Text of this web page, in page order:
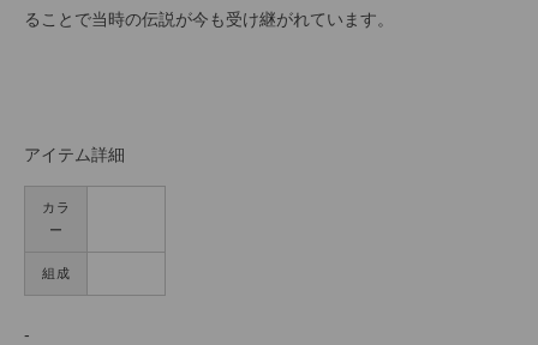
ることで当時の伝説が今も受け継がれています。
アイテム詳細
カラ
ー
組成
-